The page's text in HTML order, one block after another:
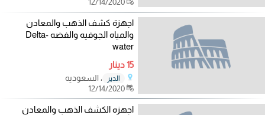
اجهزة كشف الذهب والمعادن
والمياه الجوفيه والفضه Delta-
water
15 دينار
الدير
، السعوديه
12/14/2020
اجهزه الكشف الذهب والمعادن